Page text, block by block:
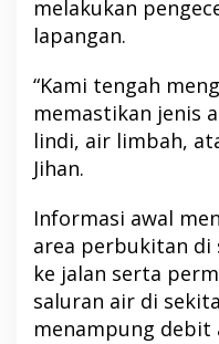
melakukan
lapangan.
“Kami tengah
memastikan jenis
lindi, air limbah,
Jihan.
Informasi awal
area perbukitan di
ke jalan serta
saluran air di
menampung debit